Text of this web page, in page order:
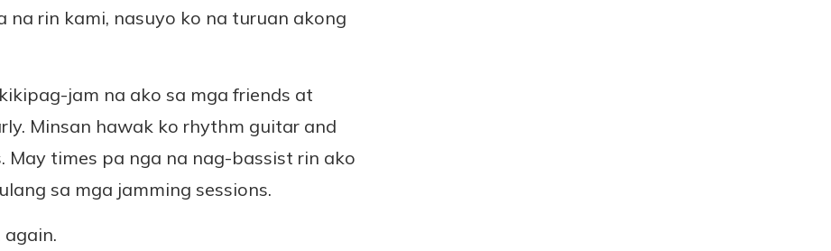
na rin kami, nasuyo ko na turuan akong
jam na ako sa mga friends at
Minsan hawak ko rhythm guitar and
May times pa nga na nag-bassist rin ako
sa mga jamming sessions.